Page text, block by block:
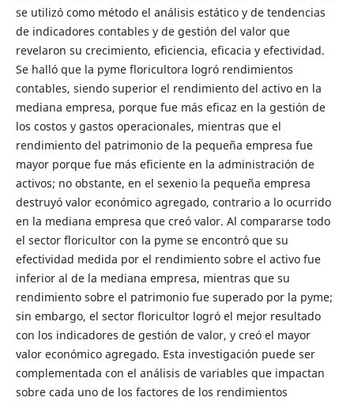
se utilizó como método el análisis estático y de tendencias
de indicadores contables y de gestión del valor que
revelaron su crecimiento, eficiencia, eficacia y efectividad.
Se halló que la pyme floricultora logró rendimientos
contables, siendo superior el rendimiento del activo en la
mediana empresa, porque fue más eficaz en la gestión de
los costos y gastos operacionales, mientras que el
rendimiento del patrimonio de la pequeña empresa fue
mayor porque fue más eficiente en la administración de
activos; no obstante, en el sexenio la pequeña empresa
destruyó valor económico agregado, contrario a lo ocurrido
en la mediana empresa que creó valor. Al compararse todo
el sector floricultor con la pyme se encontró que su
efectividad medida por el rendimiento sobre el activo fue
inferior al de la mediana empresa, mientras que su
rendimiento sobre el patrimonio fue superado por la pyme;
sin embargo, el sector floricultor logró el mejor resultado
con los indicadores de gestión de valor, y creó el mayor
valor económico agregado. Esta investigación puede ser
complementada con el análisis de variables que impactan
sobre cada uno de los factores de los rendimientos